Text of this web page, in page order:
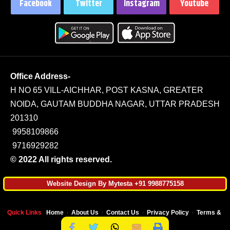
Office Address-
H NO 65 VILL-AICHHAR, POST KASNA, GREATER
NOIDA, GAUTAM BUDDHA NAGAR, UTTAR PRADESH
201310
9958109866
9716929282
© 2022 All rights reserved.
Website Design By Mytesta +91 9988775158
Facebook Twitter Instagram Youtube
Quick Links Home About Us Contact Us Privacy Policy Terms &